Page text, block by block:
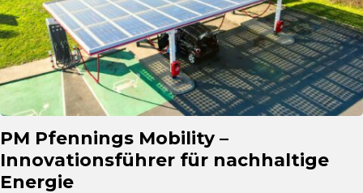
PM Pfennings Mobility –
Innovationsführer für nachhaltige
Energie